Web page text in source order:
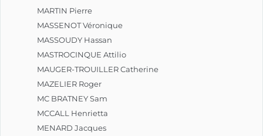
MARTIN Pierre
MASSENOT Véronique
MASSOUDY Hassan
MASTROCINQUE Attilio
MAUGER-TROUILLER Catherine
MAZELIER Roger
MC BRATNEY Sam
MCCALL Henrietta
MENARD Jacques